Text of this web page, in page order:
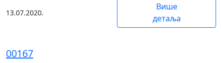
13.07.2020.
Више
детаља
00167